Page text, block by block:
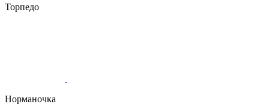
Торпедо
Норманочка